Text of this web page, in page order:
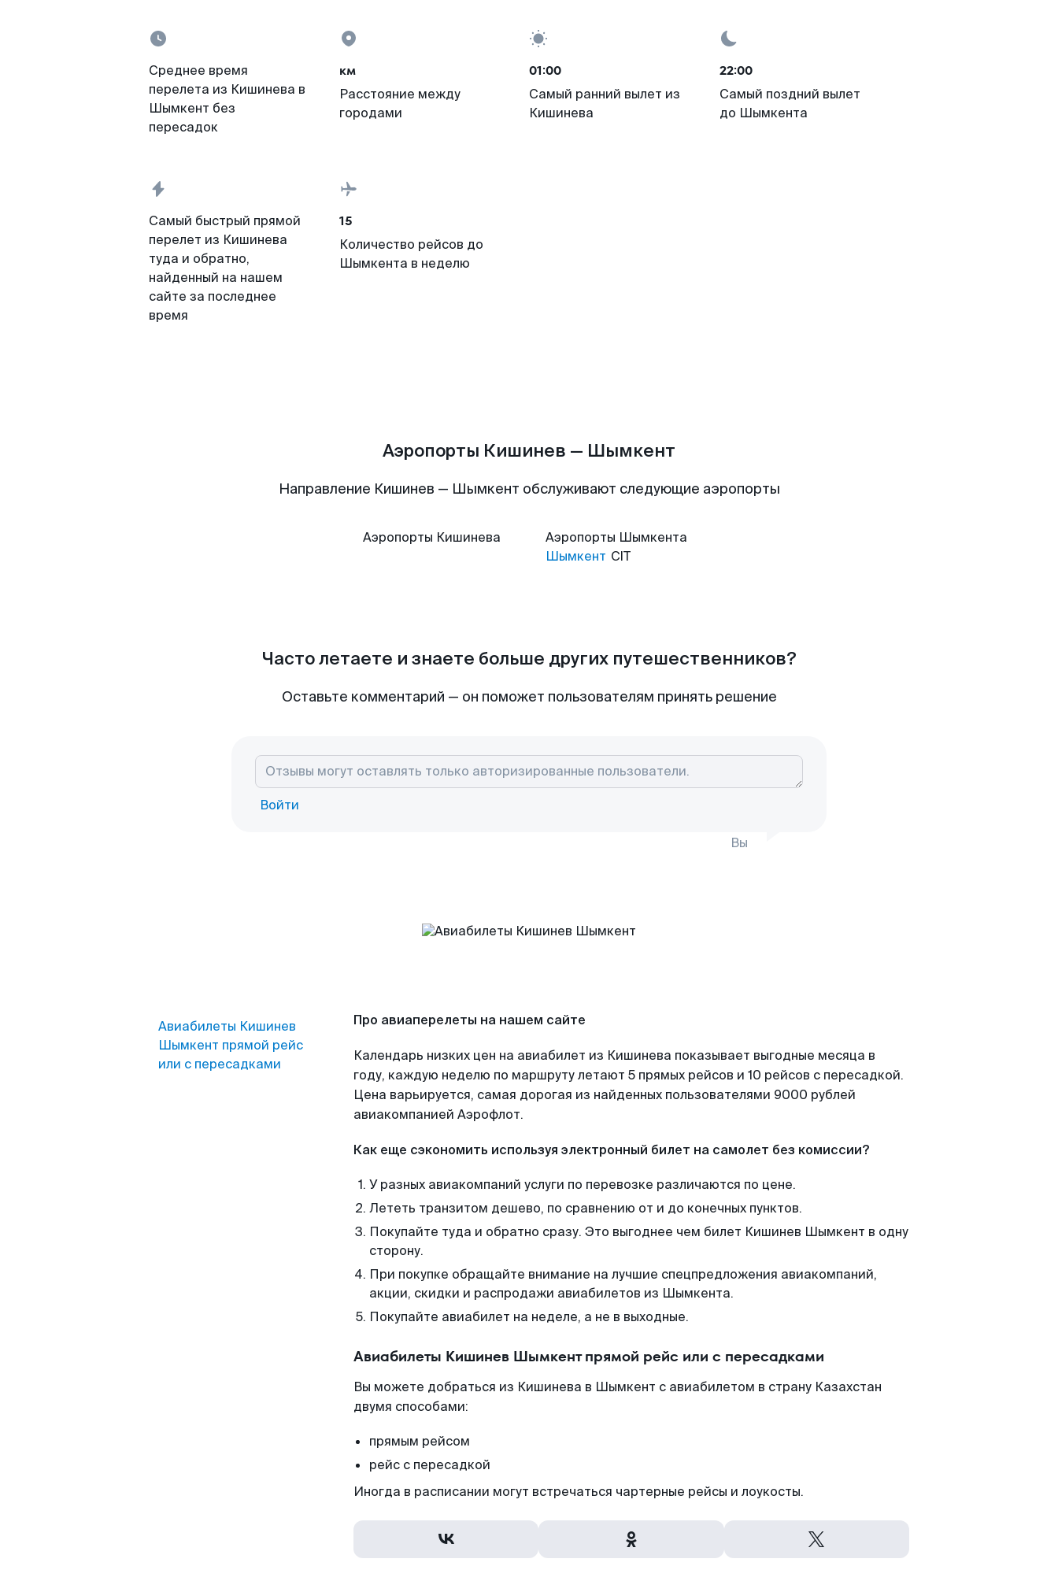
Среднее время
перелета из Кишинева в
Шымкент без
пересадок
км
Расстояние между
городами
01:00
Самый ранний вылет из
Кишинева
22:00
Самый поздний вылет
до Шымкента
Самый быстрый прямой
перелет из Кишинева
туда и обратно,
найденный на нашем
сайте за последнее
время
15
Количество рейсов до
Шымкента в неделю
Аэропорты Кишинев — Шымкент
Направление Кишинев — Шымкент обслуживают следующие аэропорты
Аэропорты Кишинева Аэропорты Шымкента
Шымкент CIT
Часто летаете и знаете больше других путешественников?
Оставьте комментарий — он поможет пользователям принять решение
Войти
Вы
Авиабилеты Кишинев
Шымкент прямой рейс
или с пересадками
Про авиаперелеты на нашем сайте
Календарь низких цен на авиабилет из Кишинева показывает выгодные месяца в
году, каждую неделю по маршруту летают 5 прямых рейсов и 10 рейсов с пересадкой.
Цена варьируется, самая дорогая из найденных пользователями 9000 рублей
авиакомпанией Аэрофлот.
Как еще сэкономить используя электронный билет на самолет без комиссии?
У разных авиакомпаний услуги по перевозке различаются по цене.
Лететь транзитом дешево, по сравнению от и до конечных пунктов.
Покупайте туда и обратно сразу. Это выгоднее чем билет Кишинев Шымкент в одну
сторону.
При покупке обращайте внимание на лучшие спецпредложения авиакомпаний,
акции, скидки и распродажи авиабилетов из Шымкента.
Покупайте авиабилет на неделе, а не в выходные.
Авиабилеты Кишинев Шымкент прямой рейс или с пересадками
Вы можете добраться из Кишинева в Шымкент с авиабилетом в страну Казахстан
двумя способами:
прямым рейсом
рейс с пересадкой
Иногда в расписании могут встречаться чартерные рейсы и лоукосты.